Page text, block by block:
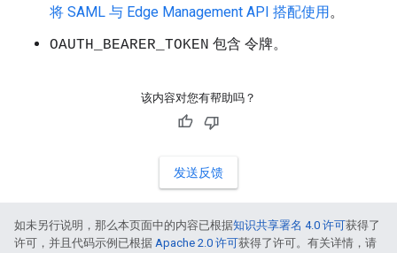
将 SAML 与 Edge Management API 搭配使用。
OAUTH_BEARER_TOKEN 包含 令牌。
该内容对您有帮助吗？
发送反馈
如未另行说明，那么本页面中的内容已根据知识共享署名 4.0 许可获得了
许可，并且代码示例已根据 Apache 2.0 许可获得了许可。有关详情，请